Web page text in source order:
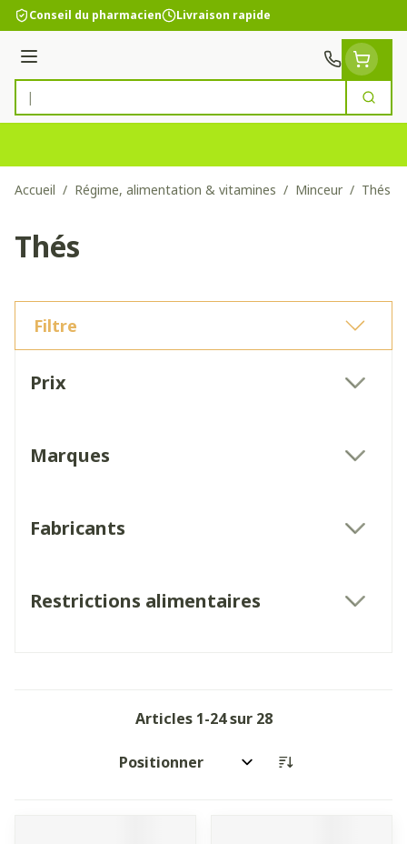
Aller au contenu
Conseil du pharmacien Livraison rapide
Menu
Rechercher
Accueil / Régime, alimentation & vitamines / Minceur / Thés
Thés
Filtre
Prix
Marques
Fabricants
Restrictions alimentaires
Articles 1-24sur 28
Trier par: